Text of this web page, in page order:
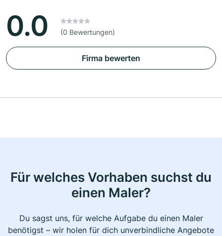
0.0 (0 Bewertungen)
Firma bewerten
Für welches Vorhaben suchst du
einen Maler?
Du sagst uns, für welche Aufgabe du einen Maler
benötigst – wir holen für dich unverbindliche Angebote